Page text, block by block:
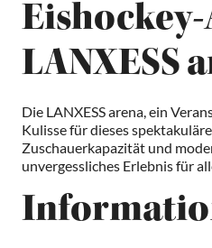
LANXESS
Die LANXESS arena, ein
Kulisse für dieses
Zuschauerkapazität und
unvergessliches Erlebnis für